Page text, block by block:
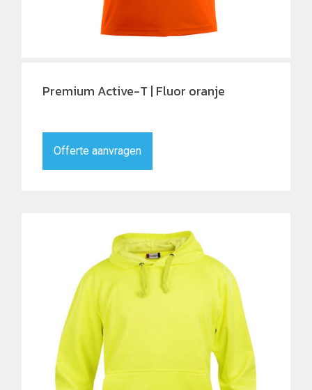
Premium Active-T | Fluor oranje
Offerte aanvragen